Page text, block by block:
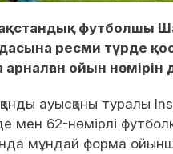
футболшы
ресми түрде
ойын нөмірін
ауысқаны туралы
мен 62-нөмірлі
мұндай форма